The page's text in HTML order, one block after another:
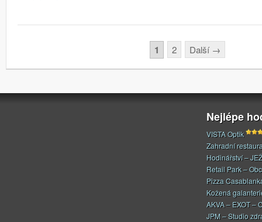
1 2 Další →
Nejlépe
VISTA Optik
Zahradní
Hodinářství – JEŽ
Retail Park –
Pizza
Kožená
AKVA – EXOT –
JPM – Studio